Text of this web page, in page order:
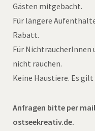
Gästen mitgebacht.
Für längere
Rabatt.
Für NichtraucherInnen
nicht rauchen.
Keine Haustiere. Es
Anfragen bitte per
ostseekreativ.de.